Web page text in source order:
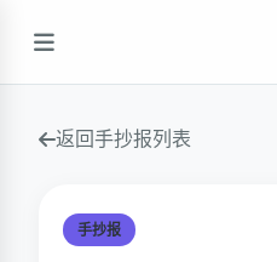
返回手抄报列表
手抄报